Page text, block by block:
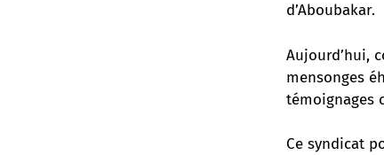
d’Aboubakar.
Aujourd’hui,
mensonges
témoignages
Ce syndicat